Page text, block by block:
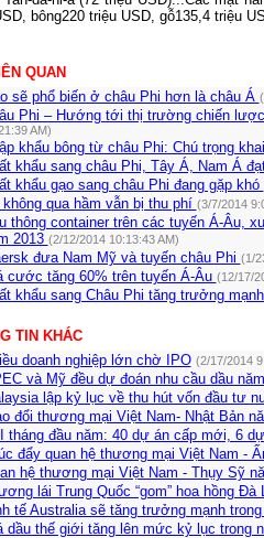
bông220 triệu USD, gỗ135,4 triệu
QUAN
sẽ phổ biến ở châu Phi hơn là châu Á
Phi – Hướng tới thị trường chiến
AM)
khẩu bông từ châu Phi: Chú trọng
khẩu sang châu Phi, Tây Á, Nam Á
khẩu gạo sang châu Phi đang gặp khó
không qua hầm vẫn bị thu phí (3/7/2014
thông container trên các tuyến Á-Âu,
2013 (2/12/2014 10:13:43 AM)
đưa Nam Mỹ và tuyến châu Phi (1/
cước tăng 60% trên tuyến Á-Âu (12/17/
khẩu sang Châu Phi tăng trưởng
TIN KHÁC
doanh nghiệp lớn chờ IPO (2/17/2014
và Mỹ đều dự đoán nhu cầu dầu
lập kỷ lục về thu hút vốn đầu tư
đổi thương mại Việt Nam- Nhật Bản
tháng đầu năm: 40 dự án cấp mới, 6
đẩy quan hệ thương mại Việt Nam -
hệ thương mại Việt Nam - Thụy Sỹ
lái Trung Quốc “gom” hoa hồng Đà
tế Australia sẽ tăng trưởng mạnh
dầu thế giới tăng lên mức kỷ lục trong